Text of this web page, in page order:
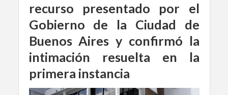
recurso presentado por el
Gobierno de la Ciudad de
Buenos Aires y confirmó la
intimación resuelta en la
primera instancia